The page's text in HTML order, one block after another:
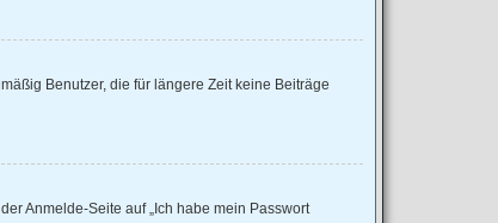
Benutzer, die für längere Zeit keine Beiträge
Anmelde-Seite auf „Ich habe mein Passwort